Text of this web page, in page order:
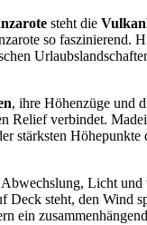
steht die
so faszinierend.
, ihre Höhenzüge und
verbindet.
Licht
steht, den
ein